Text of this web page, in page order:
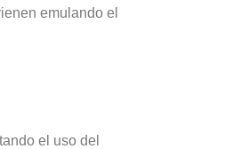
emulando el
el uso del